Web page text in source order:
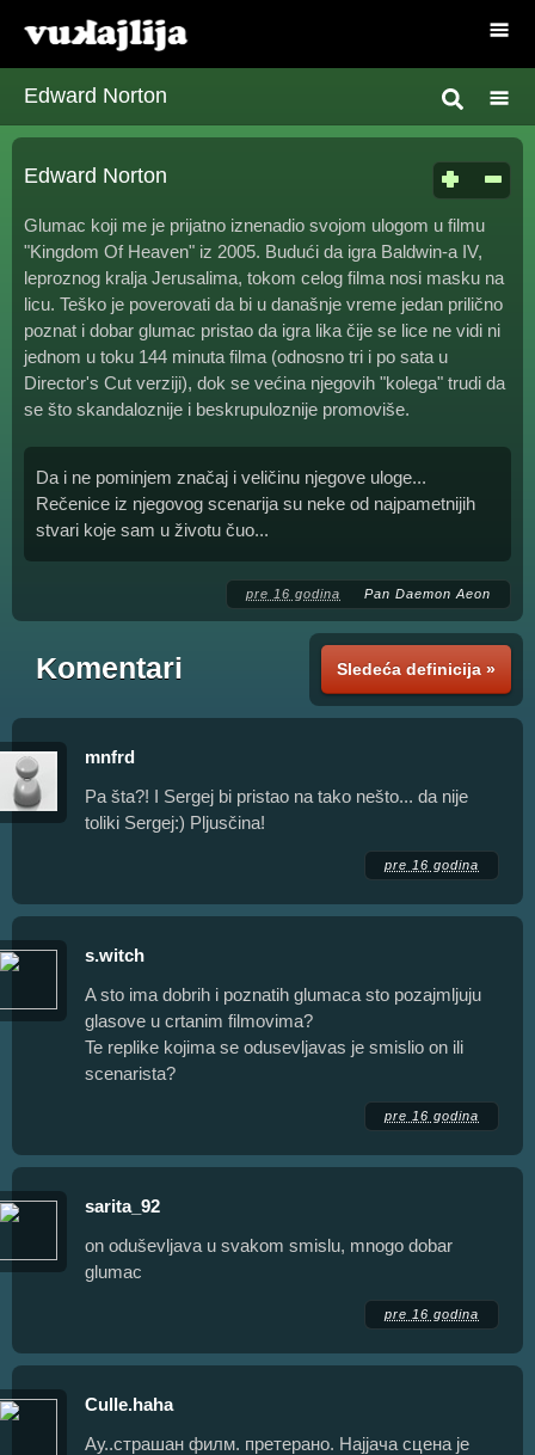
Edward Norton
Edward Norton
Glumac koji me je prijatno iznenadio svojom ulogom u filmu
"Kingdom Of Heaven" iz 2005. Budući da igra Baldwin-a IV,
leproznog kralja Jerusalima, tokom celog filma nosi masku na
licu. Teško je poverovati da bi u današnje vreme jedan prilično
poznat i dobar glumac pristao da igra lika čije se lice ne vidi ni
jednom u toku 144 minuta filma (odnosno tri i po sata u
Director's Cut verziji), dok se većina njegovih "kolega" trudi da
se što skandaloznije i beskrupuloznije promoviše.
Da i ne pominjem značaj i veličinu njegove uloge...
Rečenice iz njegovog scenarija su neke od najpametnijih
stvari koje sam u životu čuo...
pre 16 godina Pan Daemon Aeon
Sledeća definicija »
Komentari
mnfrd
Pa šta?! I Sergej bi pristao na tako nešto... da nije
toliki Sergej:) Pljusčina!
pre 16 godina
s.witch
A sto ima dobrih i poznatih glumaca sto pozajmljuju
glasove u crtanim filmovima?
Te replike kojima se odusevljavas je smislio on ili
scenarista?
pre 16 godina
sarita_92
on oduševljava u svakom smislu, mnogo dobar
glumac
pre 16 godina
Culle.haha
Ау..страшан филм. претерано. Најјача сцена је